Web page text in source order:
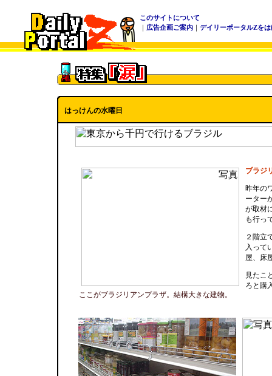
このサイトについて
｜ 広告企画ご案内 ｜ デイリーポータルZを
はっけんの水曜日
ここがブラジリアンプラザ。結構大きな建物。
ブラジ
昨年の
ーター
が取材
も行っ
２階立
入って
屋、床
見たこ
ろと購